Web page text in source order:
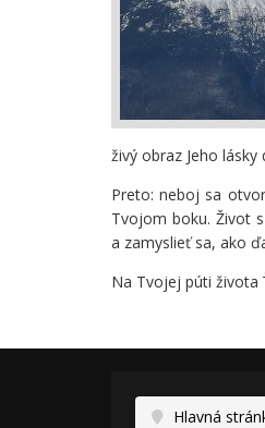
živý obraz Jeho
Preto: neboj sa
Tvojom boku. Život
a zamyslieť sa, ako
Na Tvojej púti života
Hlavná